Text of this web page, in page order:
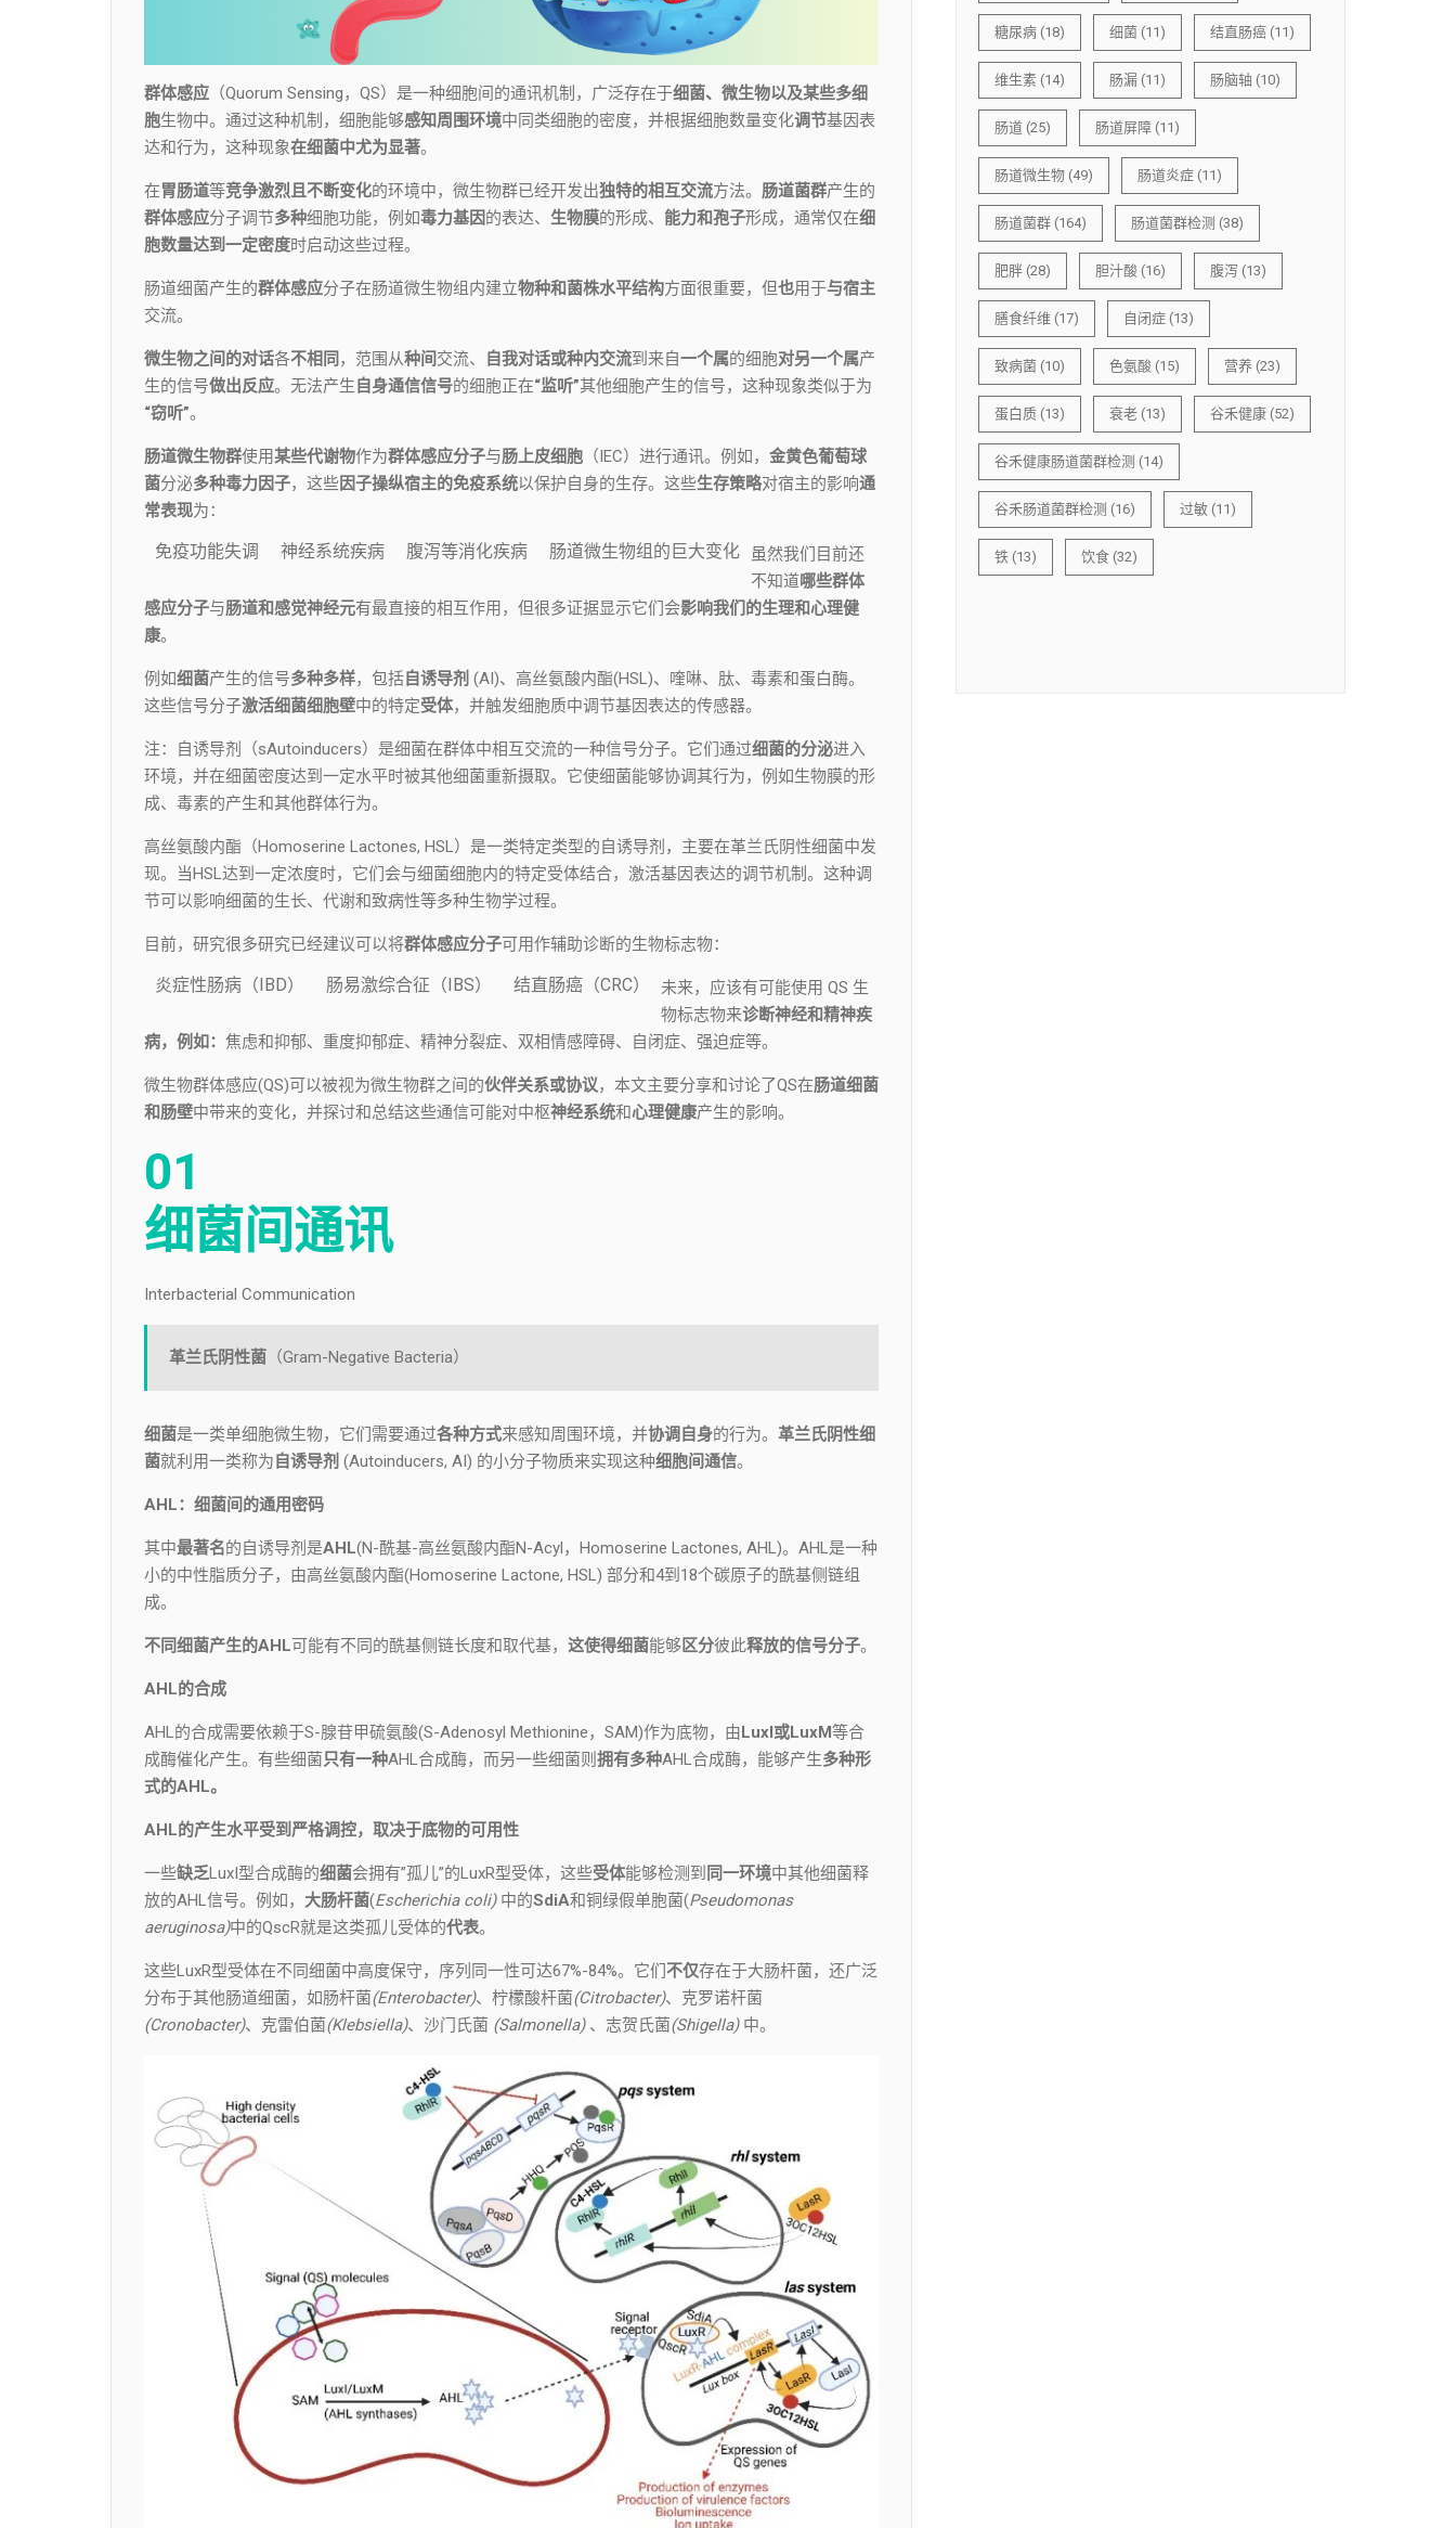
群体感应 （Quorum Sensing，QS）是一种细胞间的通讯机制，广泛存在于细菌、微生物以及某些多细
胞生物中。通过这种机制，细胞能够感知周围环境中同类细胞的密度，并根据细胞数量变化调节基因表
达和行为，这种现象在细菌中尤为显著。
在胃肠道等竞争激烈且不断变化的环境中，微生物群已经开发出独特的相互交流方法。 肠道菌群产生的
群体感应分子调节多种细胞功能，例如毒力基因的表达、 生物膜的形成、 能力和孢子形成，通常仅在细
胞数量达到一定密度时启动这些过程。
肠道细菌产生的群体感应分子在肠道微生物组内建立物种和菌株水平结构方面很重要，但也用于与宿主
交流。
微生物之间的对话各不相同 ，范围从种间交流、 自我对话或种内交流到来自一个属的细胞对另一个属产
生的信号做出反应。无法产生自身通信信号的细胞正在“监听”其他细胞产生的信号，这种现象类似于为
“窃听”。
肠道微生物群使用某些代谢物作为群体感应分子与肠上皮细胞 （IEC）进行通讯。例如， 金黄色葡萄球
菌分泌多种毒力因子，这些因子操纵宿主的免疫系统以保护自身的生存。这些生存策略对宿主的影响通
常表现为：
免疫功能失调 神经系统疾病 腹泻等消化疾病 肠道微生物组的巨大变化
虽然我们目前还
不知道哪些群体
感应分子与肠道和感觉神经元有最直接的相互作用，但很多证据显示它们会影响我们的生理和心理健
康。
例如细菌产生的信号多种多样，包括自诱导剂 (AI)、高丝氨酸内酯(HSL)、喹啉、肽、毒素和蛋白酶。
这些信号分子激活细菌细胞壁中的特定受体，并触发细胞质中调节基因表达的传感器。
注：自诱导剂（sAutoinducers）是细菌在群体中相互交流的一种信号分子。它们通过细菌的分泌进入
环境，并在细菌密度达到一定水平时被其他细菌重新摄取。它使细菌能够协调其行为，例如生物膜的形
成、毒素的产生和其他群体行为。
高丝氨酸内酯（Homoserine Lactones, HSL）是一类特定类型的自诱导剂，主要在革兰氏阴性细菌中发
现。当HSL达到一定浓度时，它们会与细菌细胞内的特定受体结合，激活基因表达的调节机制。这种调
节可以影响细菌的生长、代谢和致病性等多种生物学过程。
目前，研究很多研究已经建议可以将群体感应分子可用作辅助诊断的生物标志物：
炎症性肠病（IBD） 肠易激综合征（IBS） 结直肠癌（CRC）
未来，应该有可能使用 QS 生
物标志物来诊断神经和精神疾
病， 例如： 焦虑和抑郁、重度抑郁症、精神分裂症、双相情感障碍、自闭症、强迫症等。
微生物群体感应(QS)可以被视为微生物群之间的伙伴关系或协议，本文主要分享和讨论了QS在肠道细菌
和肠壁中带来的变化，并探讨和总结这些通信可能对中枢神经系统和心理健康产生的影响。
01
细菌间通讯
Interbacterial Communication
革兰氏阴性菌 （Gram-Negative Bacteria）
细菌是一类单细胞微生物，它们需要通过各种方式来感知周围环境，并协调自身的行为。 革兰氏阴性细
菌就利用一类称为自诱导剂 (Autoinducers, AI) 的小分子物质来实现这种细胞间通信。
AHL：细菌间的通用密码
其中最著名的自诱导剂是AHL(N-酰基-高丝氨酸内酯N-Acyl，Homoserine Lactones, AHL)。AHL是一种
小的中性脂质分子，由高丝氨酸内酯(Homoserine Lactone, HSL) 部分和4到18个碳原子的酰基侧链组
成。
不同细菌产生的AHL可能有不同的酰基侧链长度和取代基， 这使得细菌能够区分彼此释放的信号分子。
AHL的合成
AHL的合成需要依赖于S-腺苷甲硫氨酸(S-Adenosyl Methionine，SAM)作为底物，由LuxI或LuxM等合
成酶催化产生。有些细菌只有一种AHL合成酶，而另一些细菌则 拥有多种AHL合成酶，能够产生多种形
式的AHL。
AHL的产生水平受到严格调控，取决于底物的可用性
一些缺乏LuxI型合成酶的细菌会拥有”孤儿”的LuxR型受体，这些受体能够检测到 同一环境中其他细菌释
放的AHL信号。例如， 大肠杆菌(Escherichia coli) 中的SdiA和铜绿假单胞菌(Pseudomonas
aeruginosa)中的QscR就是这类孤儿受体的代表。
这些LuxR型受体在不同细菌中高度保守，序列同一性可达67%-84%。它们不仅存在于大肠杆菌，还广泛
分布于其他肠道细菌，如肠杆菌(Enterobacter)、柠檬酸杆菌(Citrobacter)、克罗诺杆菌
(Cronobacter)、克雷伯菌(Klebsiella)、沙门氏菌 (Salmonella) 、志贺氏菌(Shigella) 中。
糖尿病 (18) 细菌 (11) 结直肠癌 (11)
维生素 (14) 肠漏 (11) 肠脑轴 (10)
肠道 (25) 肠道屏障 (11)
肠道微生物 (49) 肠道炎症 (11)
肠道菌群 (164) 肠道菌群检测 (38)
肥胖 (28) 胆汁酸 (16) 腹泻 (13)
膳食纤维 (17) 自闭症 (13)
致病菌 (10) 色氨酸 (15) 营养 (23)
蛋白质 (13) 衰老 (13) 谷禾健康 (52)
谷禾健康肠道菌群检测 (14)
谷禾肠道菌群检测 (16) 过敏 (11)
铁 (13) 饮食 (32)